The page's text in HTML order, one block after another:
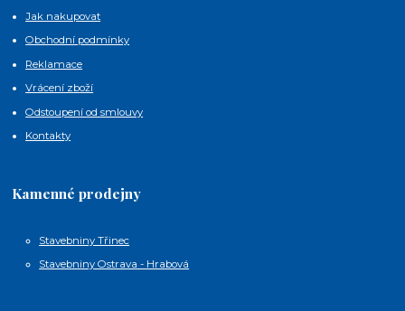
Jak nakupovat
Obchodní podmínky
Reklamace
Vrácení zboží
Odstoupení od smlouvy
Kontakty
Kamenné prodejny
Stavebniny Třinec
Stavebniny Ostrava - Hrabová